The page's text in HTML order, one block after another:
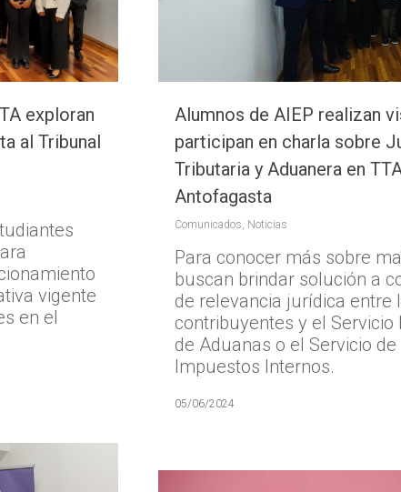
o ESC para cerrar
exploran
al Tribunal
vigente
en el
Alumnos de AIEP realizan
participan en charla sobre
Tributaria y Aduanera en
Antofagasta
Comunicados, Noticias
Para conocer más sobre
buscan brindar solución a
de relevancia jurídica entre
contribuyentes y el Servicio
de Aduanas o el Servicio de
Impuestos Internos.
05/06/2024